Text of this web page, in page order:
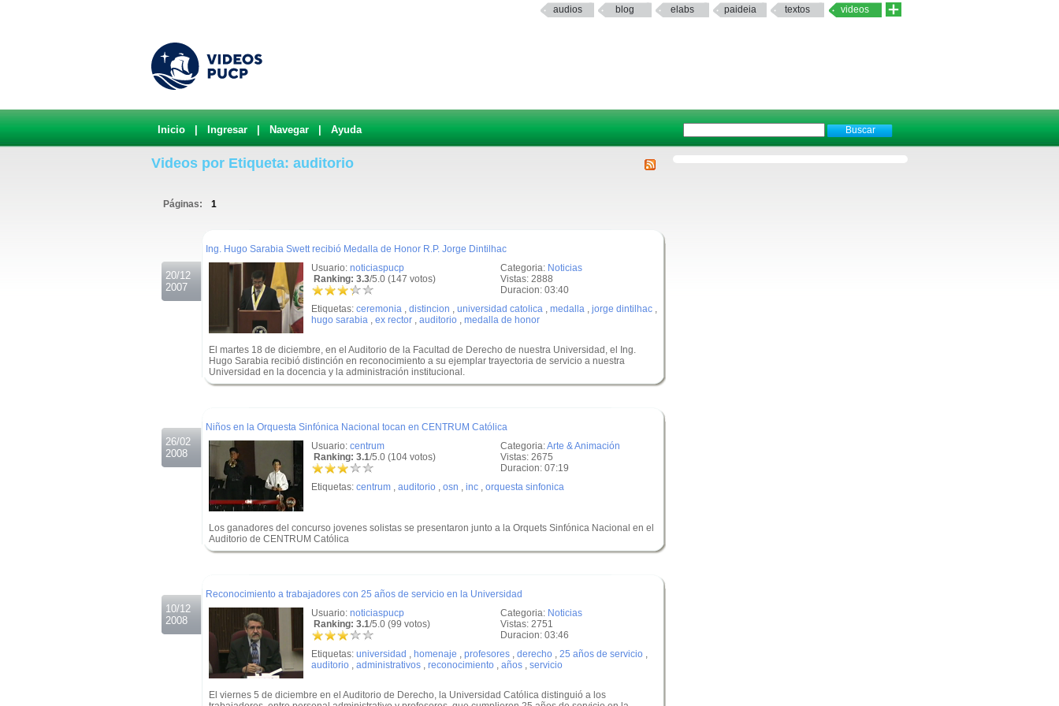
audios blog elabs paideia textos videos
Inicio Ingresar Navegar Ayuda
Videos por Etiqueta: auditorio
Páginas: 1
20/12
2007
Ing. Hugo Sarabia Swett recibió Medalla de Honor R.P. Jorge Dintilhac
Categoria: Noticias
Vistas: 2888
Duracion: 03:40
Usuario: noticiaspucp
Ranking: 3.3/5.0 (147 votos)
Etiquetas: ceremonia , distincion , universidad catolica , medalla , jorge dintilhac ,
hugo sarabia , ex rector , auditorio , medalla de honor
El martes 18 de diciembre, en el Auditorio de la Facultad de Derecho de nuestra Universidad, el Ing.
Hugo Sarabia recibió distinción en reconocimiento a su ejemplar trayectoria de servicio a nuestra
Universidad en la docencia y la administración institucional.
26/02
2008
Niños en la Orquesta Sinfónica Nacional tocan en CENTRUM Católica
Categoria:Arte & Animación
Vistas: 2675
Duracion: 07:19
Usuario: centrum
Ranking: 3.1/5.0 (104 votos)
Etiquetas: centrum , auditorio , osn , inc , orquesta sinfonica
Los ganadores del concurso jovenes solistas se presentaron junto a la Orquets Sinfónica Nacional en el
Auditorio de CENTRUM Católica
10/12
2008
Reconocimiento a trabajadores con 25 años de servicio en la Universidad
Categoria: Noticias
Vistas: 2751
Duracion: 03:46
Usuario: noticiaspucp
Ranking: 3.1/5.0 (99 votos)
Etiquetas: universidad , homenaje , profesores , derecho , 25 años de servicio ,
auditorio , administrativos , reconocimiento , años , servicio
El viernes 5 de diciembre en el Auditorio de Derecho, la Universidad Católica distinguió a los